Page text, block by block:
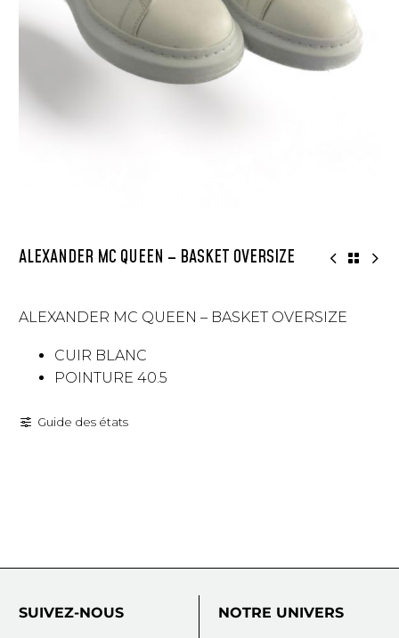
ALEXANDER MC QUEEN – BASKET OVERSIZE
ALEXANDER MC QUEEN – BASKET OVERSIZE
CUIR BLANC
POINTURE 40.5
Guide des états
SUIVEZ-NOUS NOTRE UNIVERS